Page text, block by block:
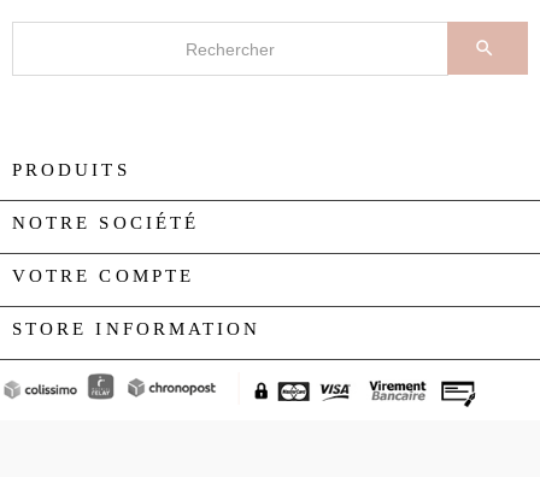

PRODUITS
NOTRE SOCIÉTÉ
VOTRE COMPTE
STORE INFORMATION